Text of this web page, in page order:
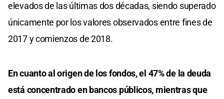
elevados de las últimas dos décadas, siendo superado
únicamente por los valores observados entre fines de
2017 y comienzos de 2018.
En cuanto al origen de los fondos, el 47% de la deuda
está concentrado en bancos públicos, mientras que